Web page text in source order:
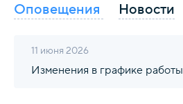
Оповещения
Новости
11 июня 2026
Изменения в графике работы